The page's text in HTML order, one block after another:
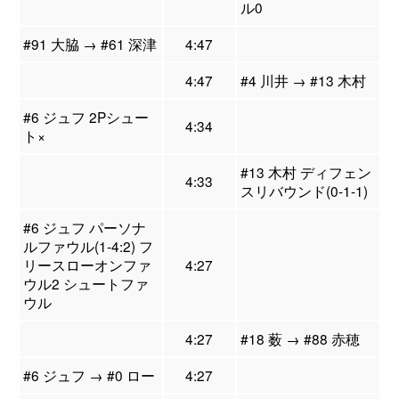
ル0
#91 大脇 → #61 深津
4:47
4:47
#4 川井 → #13 木村
#6 ジュフ 2Pシュー
ト×
4:34
4:33
#13 木村 ディフェン
スリバウンド(0-1-1)
#6 ジュフ パーソナ
ルファウル(1-4:2) フ
リースローオンファ
ウル2 シュートファ
ウル
4:27
4:27
#18 薮 → #88 赤穂
#6 ジュフ → #0 ロー
4:27